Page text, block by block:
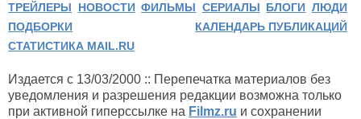
ТРЕЙЛЕРЫ НОВОСТИ ФИЛЬМЫ СЕРИАЛЫ БЛОГИ ЛЮДИ
ПОДБОРКИ
КАЛЕНДАРЬ ПУБЛИКАЦИЙ
СТАТИСТИКА MAIL.RU
Издается с 13/03/2000 :: Перепечатка материалов без
уведомления и разрешения редакции возможна только
при активной гиперссылке на Filmz.ru и сохранении